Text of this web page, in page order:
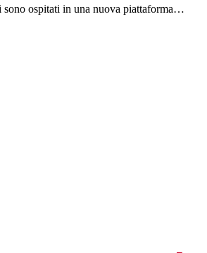
ospitati in una nuova piattaforma…